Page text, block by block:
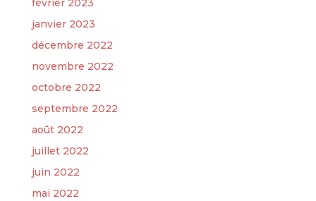
février 2023
janvier 2023
décembre 2022
novembre 2022
octobre 2022
septembre 2022
août 2022
juillet 2022
juin 2022
mai 2022